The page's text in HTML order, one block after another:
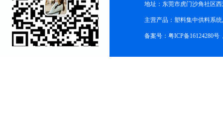
地址：东莞市虎门沙角社区
主营产品：塑料集中供料系
备案号：粤ICP备16124280号